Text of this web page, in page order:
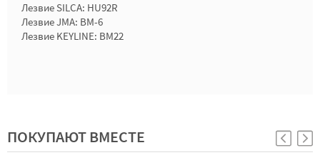
Лезвие SILCA: HU92R
Лезвие JMA: BM-6
Лезвие KEYLINE: BM22
ПОКУПАЮТ ВМЕСТЕ